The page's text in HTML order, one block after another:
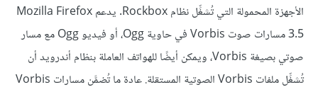
الأجهزة المحمولة التي تُشغِّل نظام Rockbox. يدعم Mozilla Firefox
3.5 مسارات صوت Vorbis في حاوية Ogg، أو فيديو Ogg مع مسار
صوتي بصيغة Vorbis، ويمكن أيضًا للهواتف العاملة بنظام أندرويد أن
تُشغِّل ملفات Vorbis الصوتية المستقلة. عادة ما تُضمَّن مسارات Vorbis